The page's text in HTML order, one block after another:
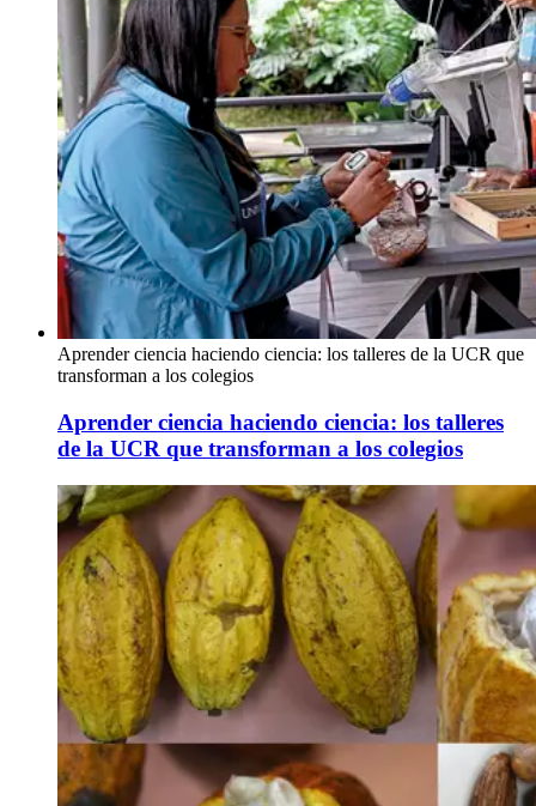
Aprender ciencia haciendo ciencia: los talleres de la UCR que
transforman a los colegios
Aprender ciencia haciendo ciencia: los talleres
de la UCR que transforman a los colegios